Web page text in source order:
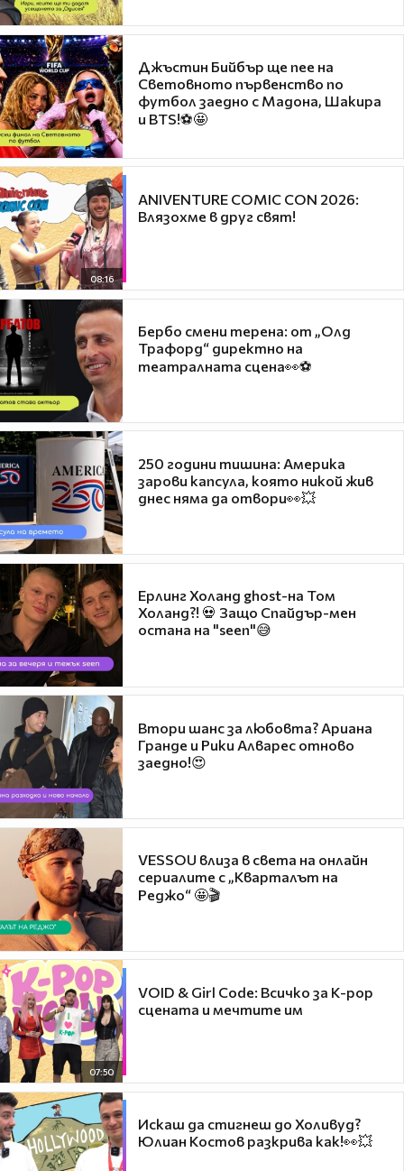
Джъстин Бийбър ще пее на
Световното първенство по
футбол заедно с Мадона, Шакира
и BTS!⚽🤩
08:16
ANIVENTURE COMIC CON 2026:
Влязохме в друг свят!
Бербо смени терена: от „Олд
Трафорд“ директно на
театралната сцена👀⚽
250 години тишина: Америка
зарови капсула, която никой жив
днес няма да отвори👀💥
Ерлинг Холанд ghost-на Том
Холанд?! 💀 Защо Спайдър-мен
остана на "seen"😅
Втори шанс за любовта? Ариана
Гранде и Рики Алварес отново
заедно!😍
VESSOU влиза в света на онлайн
сериалите с „Кварталът на
Реджо“ 🤩🎬
07:50
VOID & Girl Code: Всичко за K-pop
сцената и мечтите им
Искаш да стигнеш до Холивуд?
Юлиан Костов разкрива как!👀💥